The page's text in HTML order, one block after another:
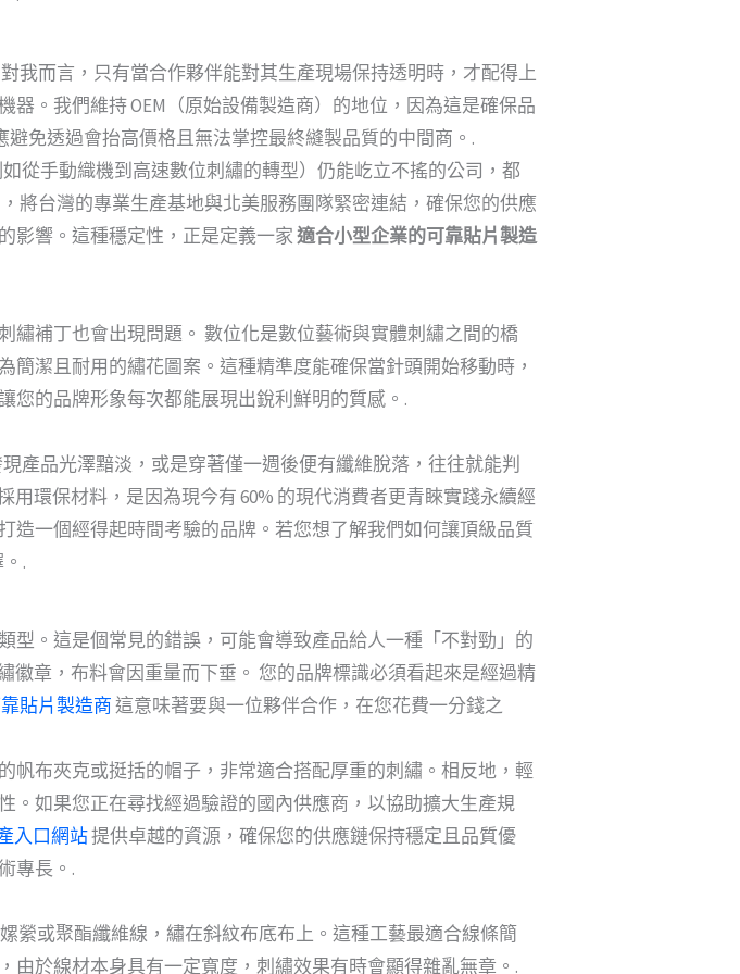
我而言，只有當合作夥伴能對其生產現場保持透明時，才配得上
。我們維持 OEM（原始設備製造商）的地位，因為這是確保品
避免透過會抬高價格且無法掌控最終縫製品質的中間商。.
從手動織機到高速數位刺繡的轉型）仍能屹立不搖的公司，都
將台灣的專業生產基地與北美服務團隊緊密連結，確保您的供應
影響。這種穩定性，正是定義一家適合小型企業的可靠貼片製造
補丁也會出現問題。 數位化是數位藝術與實體刺繡之間的橋
潔且耐用的繡花圖案。這種精準度能確保當針頭開始移動時，
您的品牌形象每次都能展現出銳利鮮明的質感。.
產品光澤黯淡，或是穿著僅一週後便有纖維脫落，往往就能判
環保材料，是因為現今有 60% 的現代消費者更青睞實踐永續經
一個經得起時間考驗的品牌。若您想了解我們如何讓頂級品質
.
。這是個常見的錯誤，可能會導致產品給人一種「不對勁」的
徽章，布料會因重量而下垂。 您的品牌標識必須看起來是經過精
貼片製造商這意味著要與一位夥伴合作，在您花費一分錢之
布夾克或挺括的帽子，非常適合搭配厚重的刺繡。相反地，輕
。如果您正在尋找經過驗證的國內供應商，以協助擴大生產規
入口網站提供卓越的資源，確保您的供應鏈保持穩定且品質優
專長。.
縈或聚酯纖維線，繡在斜紋布底布上。這種工藝最適合線條簡
於線材本身具有一定寬度，刺繡效果有時會顯得雜亂無章。.